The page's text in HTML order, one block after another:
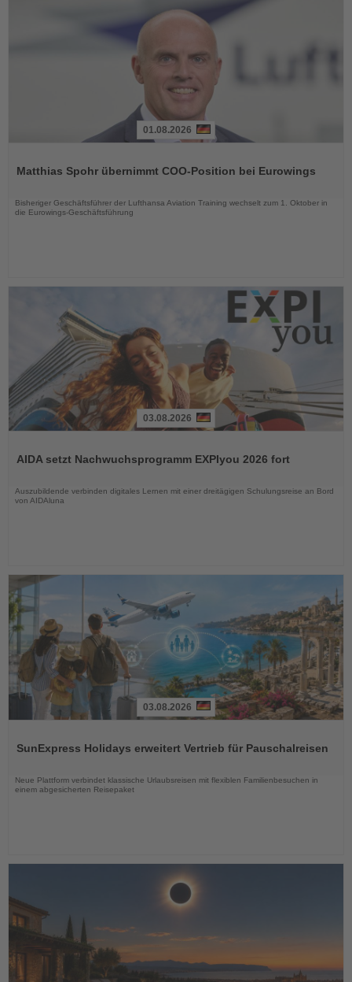
die
01.08.2026
Matthias Spohr übernimmt COO-Position bei Eurowings
Bisheriger Geschäftsführer der Lufthansa Aviation Training wechselt zum 1. Oktober in
die Eurowings-Geschäftsführung
die
03.08.2026
AIDA setzt Nachwuchsprogramm EXPIyou 2026 fort
Auszubildende verbinden digitales Lernen mit einer dreitägigen Schulungsreise an Bord
von AIDAluna
die
03.08.2026
SunExpress Holidays erweitert Vertrieb für Pauschalreisen
Neue Plattform verbindet klassische Urlaubsreisen mit flexiblen Familienbesuchen in
einem abgesicherten Reisepaket